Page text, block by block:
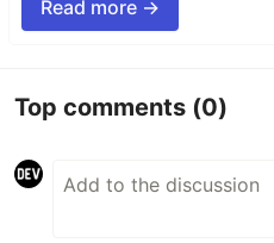
Read more →
Top comments (0)